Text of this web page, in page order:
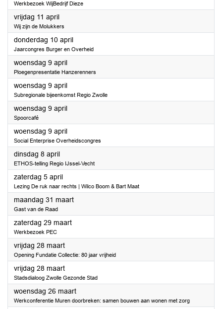
Werkbezoek WijBedrijf Dieze
vrijdag 11 april2025
Wij zijn de Molukkers
donderdag 10 april2025
Jaarcongres Burger en Overheid
woensdag 9 april2025
Ploegenpresentatie Hanzerenners
woensdag 9 april2025
Subregionale bijeenkomst Regio Zwolle
woensdag 9 april2025
Spoorcafé
woensdag 9 april2025
Social Enterprise Overheidscongres
dinsdag 8 april2025
ETHOS-telling Regio IJssel-Vecht
zaterdag 5 april2025
Lezing De ruk naar rechts | Wilco Boom & Bart Maat
maandag 31 maart2025
Gast van de Raad
zaterdag 29 maart2025
Werkbezoek PEC
vrijdag 28 maart2025
Opening Fundatie Collectie: 80 jaar vrijheid
vrijdag 28 maart2025
Stadsdialoog Zwolle Gezonde Stad
woensdag 26 maart2025
Werkconferentie Muren doorbreken: samen bouwen aan wonen met zorg